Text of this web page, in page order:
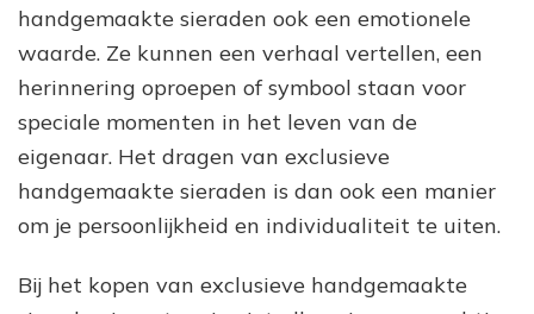
handgemaakte sieraden ook een emotionele
waarde. Ze kunnen een verhaal vertellen, een
herinnering oproepen of symbool staan voor
speciale momenten in het leven van de
eigenaar. Het dragen van exclusieve
handgemaakte sieraden is dan ook een manier
om je persoonlijkheid en individualiteit te uiten.
Bij het kopen van exclusieve handgemaakte